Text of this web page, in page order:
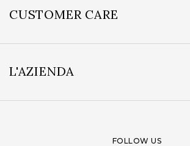
CUSTOMER CARE
L'AZIENDA
FOLLOW US